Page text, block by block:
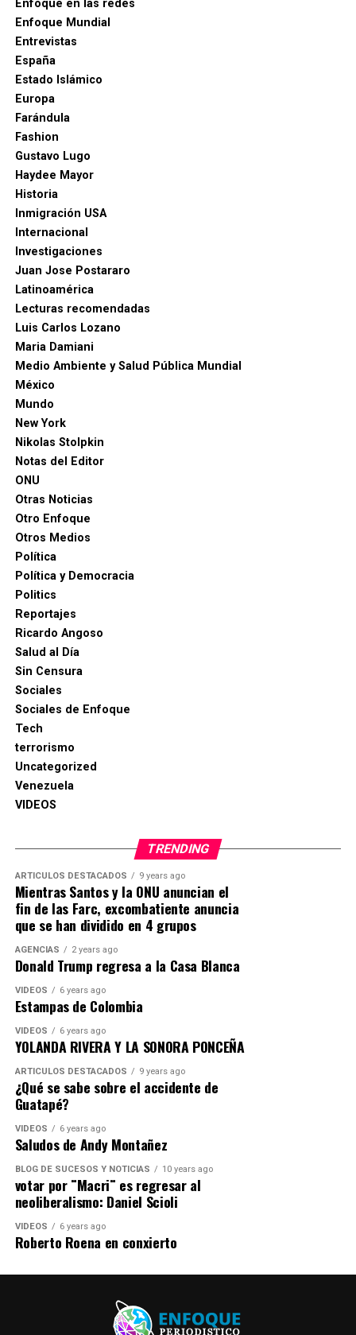
Enfoque en las redes
Enfoque Mundial
Entrevistas
España
Estado Islámico
Europa
Farándula
Fashion
Gustavo Lugo
Haydee Mayor
Historia
Inmigración USA
Internacional
Investigaciones
Juan Jose Postararo
Latinoamérica
Lecturas recomendadas
Luis Carlos Lozano
Maria Damiani
Medio Ambiente y Salud Pública Mundial
México
Mundo
New York
Nikolas Stolpkin
Notas del Editor
ONU
Otras Noticias
Otro Enfoque
Otros Medios
Política
Política y Democracia
Politics
Reportajes
Ricardo Angoso
Salud al Día
Sin Censura
Sociales
Sociales de Enfoque
Tech
terrorismo
Uncategorized
Venezuela
VIDEOS
TRENDING
ARTICULOS DESTACADOS 9 years ago
Mientras Santos y la ONU anuncian el
fin de las Farc, excombatiente anuncia
que se han dividido en 4 grupos
AGENCIAS 2 years ago
Donald Trump regresa a la Casa Blanca
VIDEOS 6 years ago
Estampas de Colombia
VIDEOS 6 years ago
YOLANDA RIVERA Y LA SONORA PONCEÑA
ARTICULOS DESTACADOS 9 years ago
¿Qué se sabe sobre el accidente de
Guatapé?
VIDEOS 6 years ago
Saludos de Andy Montañez
BLOG DE SUCESOS Y NOTICIAS 10 years ago
votar por ¨Macri¨ es regresar al
neoliberalismo: Daniel Scioli
VIDEOS 6 years ago
Roberto Roena en conxierto